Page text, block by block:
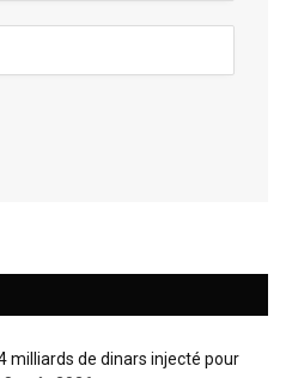
milliards de dinars injecté pour